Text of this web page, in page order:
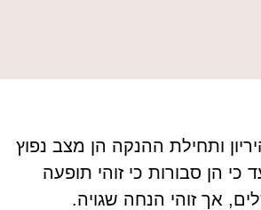
ותחילת ההנקה הן מצב נפוץ
הן סבורות כי זוהי תופעה
אך זוהי הנחה שגויה.